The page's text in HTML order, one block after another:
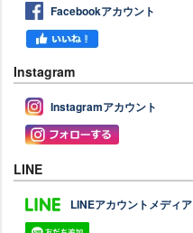
Facebookアカウント
Instagram
Instagramアカウント
LINE
LINEアカウントメディア